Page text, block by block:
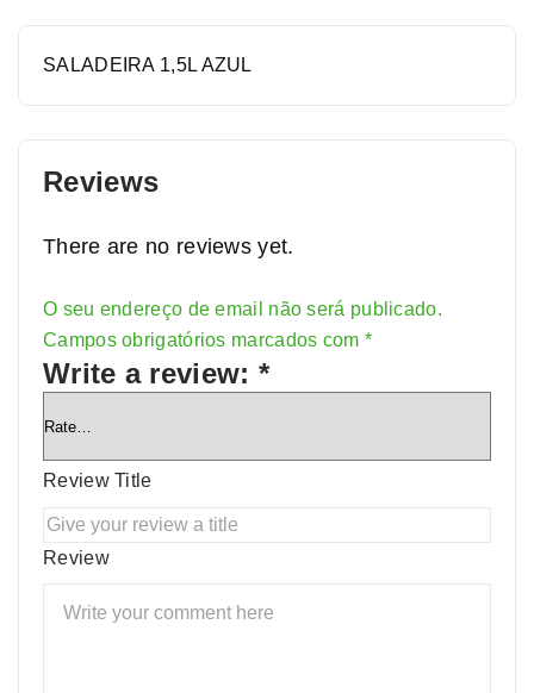
SALADEIRA 1,5L AZUL
Reviews
There are no reviews yet.
O seu endereço de email não será publicado.
Campos obrigatórios marcados com *
Write a review: *
Review Title
Review
Alternative: